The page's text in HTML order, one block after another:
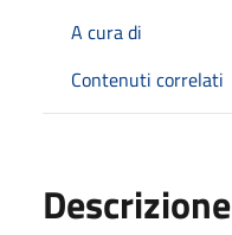
A cura di
Contenuti correlati
Descrizione